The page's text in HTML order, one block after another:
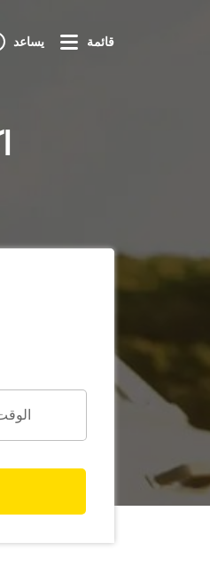
يساعد قائمة